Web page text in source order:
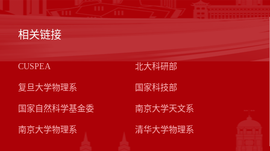
相关链接
CUSPEA 北大科研部
复旦大学物理系 国家科技部
国家自然科学基金委 南京大学天文系
南京大学物理系 清华大学物理系